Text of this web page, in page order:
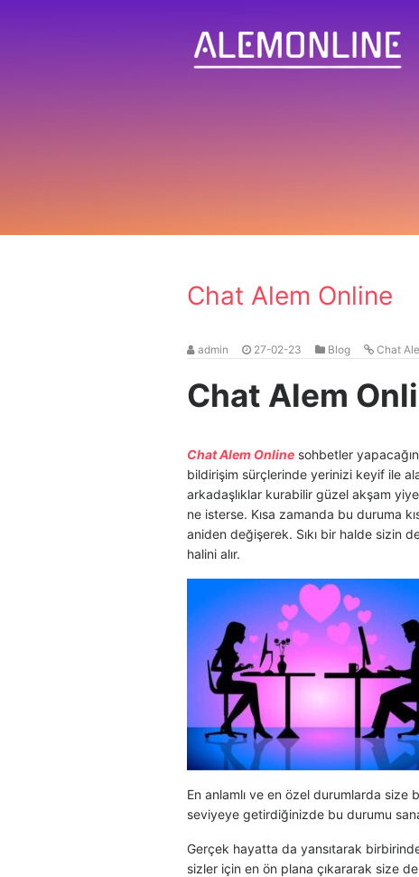
Chat Alem Online
admin 27-02-23 Blog Chat
Chat Alem
Chat Alem Online sohbetler
bildirişim sürçlerinde yerinizi keyif ile
arkadaşlıklar kurabilir güzel akşam
ne isterse. Kısa zamanda bu duruma
aniden değişerek. Sıkı bir halde sizin
halini alır.
En anlamlı ve en özel durumlarda size
seviyeye getirdiğinizde bu durumu
Gerçek hayatta da yansıtarak
sizler için en ön plana çıkararak size